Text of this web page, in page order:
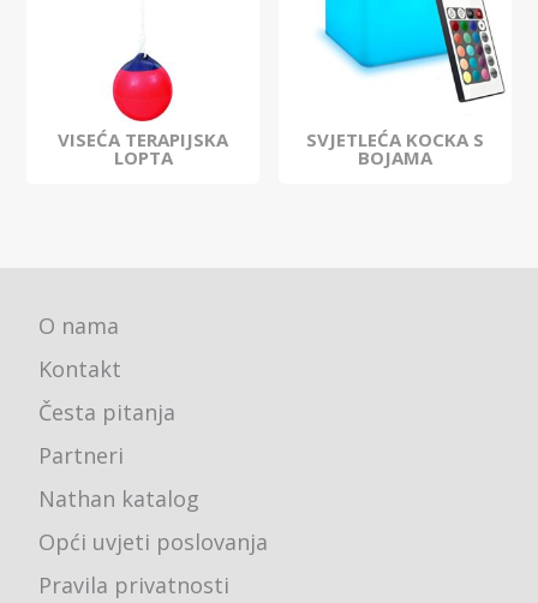
VISEĆA TERAPIJSKA
LOPTA
SVJETLEĆA KOCKA S
BOJAMA
O nama
Kontakt
Česta pitanja
Partneri
Nathan katalog
Opći uvjeti poslovanja
Pravila privatnosti